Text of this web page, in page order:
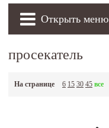
Открыть меню
просекатель
На странице 6 15 30 45 все